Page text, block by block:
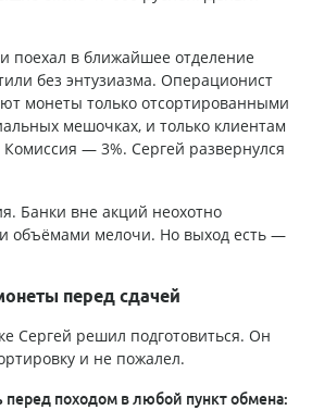
поехал в ближайшее отделение
без энтузиазма. Операционист
монеты только отсортированными
мешочках, и только клиентам
— 3%. Сергей развернулся
Банки вне акций неохотно
объёмами мелочи. Но выход есть —
перед сдачей
Сергей решил подготовиться. Он
и не пожалел.
перед походом в любой пункт обмена: